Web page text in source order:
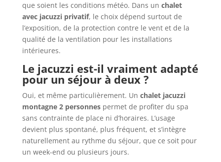
que soient les conditions météo. Dans un chalet
avec jacuzzi privatif, le choix dépend surtout de
l’exposition, de la protection contre le vent et de la
qualité de la ventilation pour les installations
intérieures.
Le jacuzzi est-il vraiment adapté
pour un séjour à deux ?
Oui, et même particulièrement. Un chalet jacuzzi
montagne 2 personnespermet de profiter du spa
sans contrainte de place ni d’horaires. L’usage
devient plus spontané, plus fréquent, et s’intègre
naturellement au rythme du séjour, que ce soit pour
un week-end ou plusieurs jours.